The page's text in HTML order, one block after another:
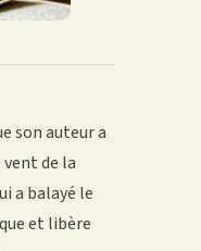
son auteur a
vent de la
a balayé le
et libère